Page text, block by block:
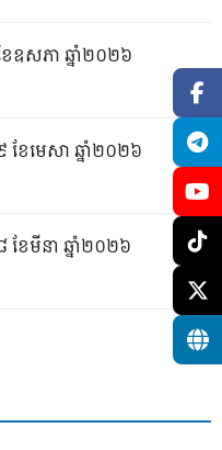
ឧសភា ឆ្នាំ២០២៦
ខែមេសា ឆ្នាំ២០២៦
ខែមីនា ឆ្នាំ២០២៦